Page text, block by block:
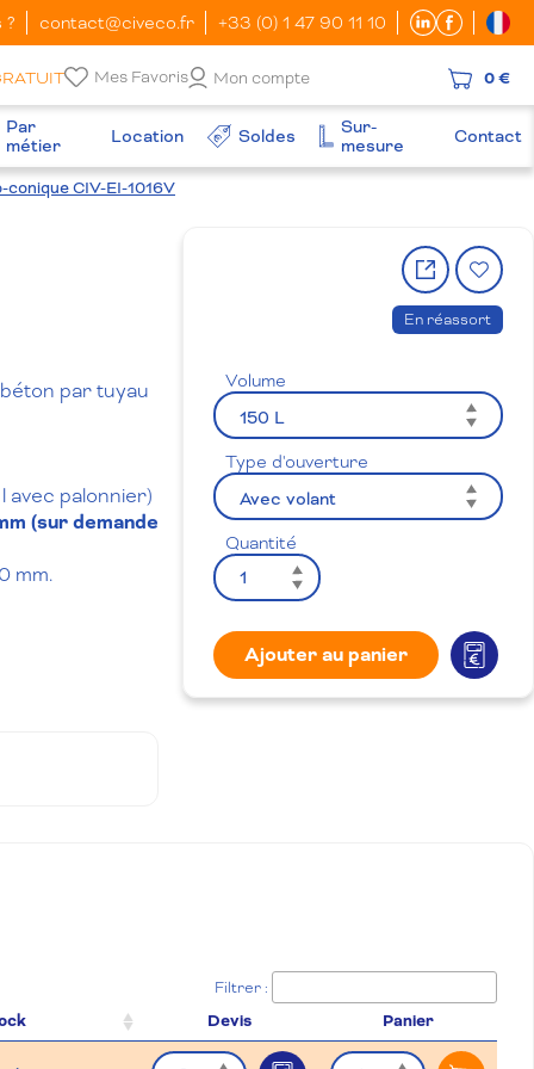
? contact@civeco.fr +33 (0) 1 47 90 11 10
Mes Favoris Mon compte 0 €
Par
métier
Location Soldes
Sur-
mesure
Contact
CIV-EI-1016V
par tuyau
avec palonnier)
(sur demande
mm.
Partager
le
produit
à
la
En réassort
Volume
Type d'ouverture
Quantité
Ajouter au panier
Filtrer :
Devis Panier
Quantité Quantité